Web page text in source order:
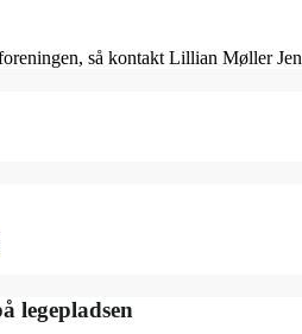
så kontakt Lillian Møller
legepladsen